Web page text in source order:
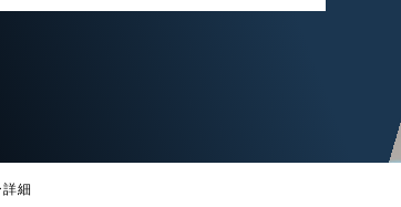
細